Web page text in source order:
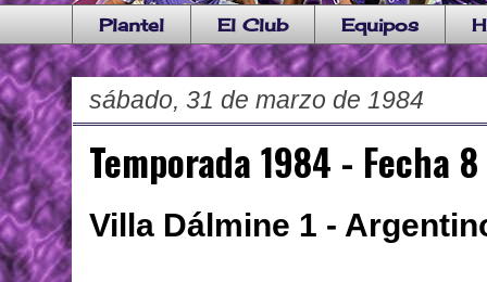
Plantel El Club Equipos
sábado, 31 de marzo de 1984
Temporada 1984 - Fecha 8
Villa Dálmine 1 -